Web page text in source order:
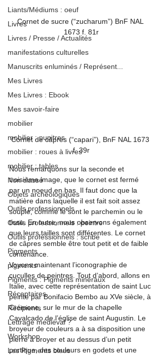
Liants/Médiums : oeuf
Livres
Livres / Presse / Actualités
manifestations culturelles
Manuscrits enluminés / Représent...
Mes Livres
Mes Livres : Ebook
Mes savoir-faire
mobilier
mobilier : pupitres
mobilier : roues à livres
mobilier : tables
Non classé
Objets archéologiques
Outils professionnels
Outils professionnels : peintre
Outils professionnels : scribe
Pigments
pigments
Pigments : Pigments minéraux
Réceptaires
Récipients
Lettrage médiéval ?
Workshop
Les Pigments bleus
Cornet de sucre (“zucharum”) BnF NAL
1673 f. 81r
Cornet de câpres (“capari”), BnF NAL 1673
f. 39r
Nous remarquons sur la seconde et
troisième image, que le cornet est fermé
par un noeud en bas. Il faut donc que la
matière dans laquelle il est fait soit assez
souple, comme le sont le parchemin ou le
tissu. En outre, nous observons également
que leurs tailles sont différentes. Le cornet
de câpres semble être tout petit et de faible
contenance.
Voyons maintenant l’iconographie de
cuculles de peintres. Tout d’abord, allons en
Italie, avec cette représentation de saint Luc
peinte par Bonifacio Bembo au XVe siècle, à
Crémone, sur le mur de la chapelle
Cavalcado de l’église de saint Augustin. Le
broyeur de couleurs a à sa disposition une
pierre à broyer et au dessus d’un petit
portique, des couleurs en godets et une